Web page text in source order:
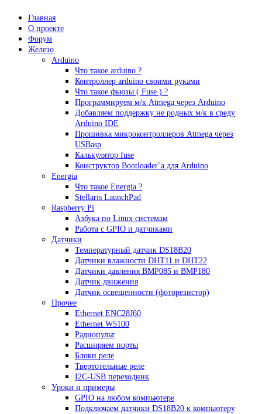
Главная
О проекте
Форум
Железо
Arduino
Что такое аrduino ?
Контроллер arduino своими руками
Что такое фьюзы ( Fuse ) ?
Программируем м/к Atmega через Arduino
Добавляем поддержку не родных м/к в среду
Arduino IDE
Прошивка микроконтроллеров Atmega через
USBasp
Калькулятор fuse
Конструктор Bootloader`а для Arduino
Energia
Что такое Energia ?
Stellaris LaunchPad
Raspberry Pi
Азбука по Linux системам
Работа с GPIO и датчиками
Датчики
Температурный датчик DS18B20
Датчики влажности DHT11 и DHT22
Датчики давления BMP085 и BMP180
Датчик движения
Датчик освещенности (фоторезистор)
Прочее
Ethernet ENC28J60
Ethernet W5100
Радиопульт
Расширяем порты
Блоки реле
Твертотельные реле
I2C-USB переходник
Уроки и примеры
GPIO на любом компьютере
Подключаем датчики DS18B20 к компьютеру